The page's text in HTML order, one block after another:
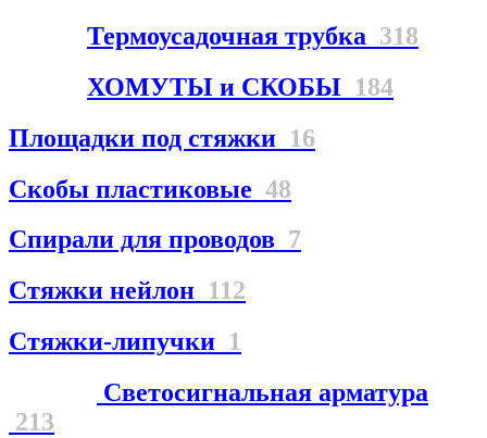
Термоусадочная трубка 318
ХОМУТЫ и СКОБЫ 184
Площадки под стяжки 16
Скобы пластиковые 48
Спирали для проводов 7
Стяжки нейлон 112
Стяжки-липучки 1
Светосигнальная арматура
213